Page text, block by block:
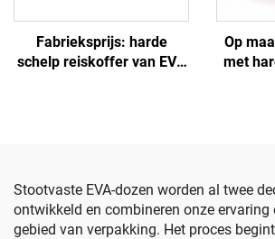
Fabrieksprijs: harde
schelp reiskoffer van EVA
Op
met
Stootvaste EVA-dozen worden al twee
ontwikkeld en combineren onze ervaring
gebied van verpakking. Het proces begint